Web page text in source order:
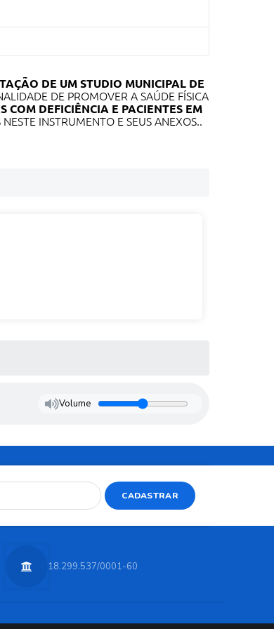
DE UM STUDIO MUNICIPAL DE
DE PROMOVER A SAÚDE FÍSICA
COM DEFICIÊNCIA E PACIENTES EM
INSTRUMENTO E SEUS ANEXOS..
Volume
CADASTRAR
18.299.537/0001-60